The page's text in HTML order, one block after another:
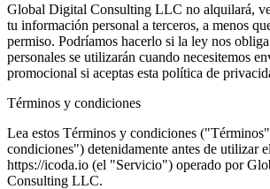
Global Digital Consulting LLC no alquilará,
tu información personal a terceros, a menos
permiso. Podríamos hacerlo si la ley nos
personales se utilizarán cuando necesitemos
promocional si aceptas esta política de
Términos y condiciones
Lea estos Términos y condiciones
condiciones") detenidamente antes de utilizar
https://icoda.io (el "Servicio") operado por
Consulting LLC.